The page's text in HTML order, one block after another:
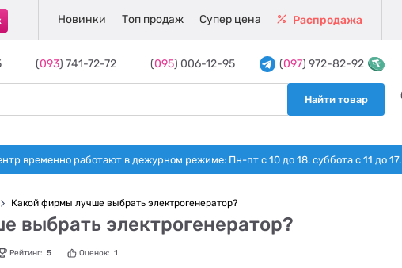
Новинки Топ продаж Супер цена Распродажа
(093) 741-72-72 (095) 006-12-95 (097) 972-82-92
Найти товар
временно работают в дежурном режиме: Пн-пт с 10 до 18. суббота с 11 до 17.
Какой фирмы лучше выбрать электрогенератор?
выбрать электрогенератор?
Рейтинг: 5 Оценок: 1